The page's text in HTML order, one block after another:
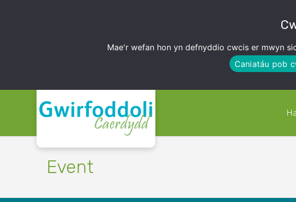
Mae'r wefan hon yn defnyddio cwcis er mwyn
Caniatáu pob
Event